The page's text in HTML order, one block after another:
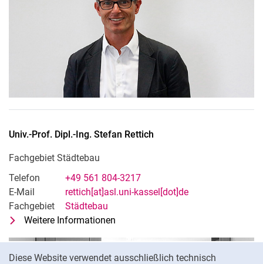
Diese Website verwendet ausschließlich technisch
Univ.-Prof. Dipl.-Ing. Stefan Rettich
Fachgebiet Städtebau
Telefon
+49 561 804-3217
E-Mail
rettich[at]asl.uni-kassel[dot]de
Fachgebiet
Städtebau
Weitere Informationen